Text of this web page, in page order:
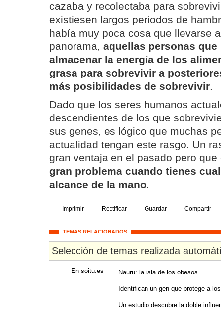
cazaba y recolectaba para
existiesen largos periodos de
había muy poca cosa que llevarse
panorama, aquellas personas
almacenar la energía de los
grasa para sobrevivir a
más posibilidades de sobrevivir.
Dado que los seres humanos
descendientes de los que
sus genes, es lógico que muchas
actualidad tengan este rasgo. Un
gran ventaja en el pasado pero
gran problema cuando tienes
alcance de la mano.
Imprimir Rectificar Guardar Compartir
TEMAS RELACIONADOS
Selección de temas realizada
En soitu.es Nauru: la isla de los obesos
Identifican un gen que protege a
Un estudio descubre la doble